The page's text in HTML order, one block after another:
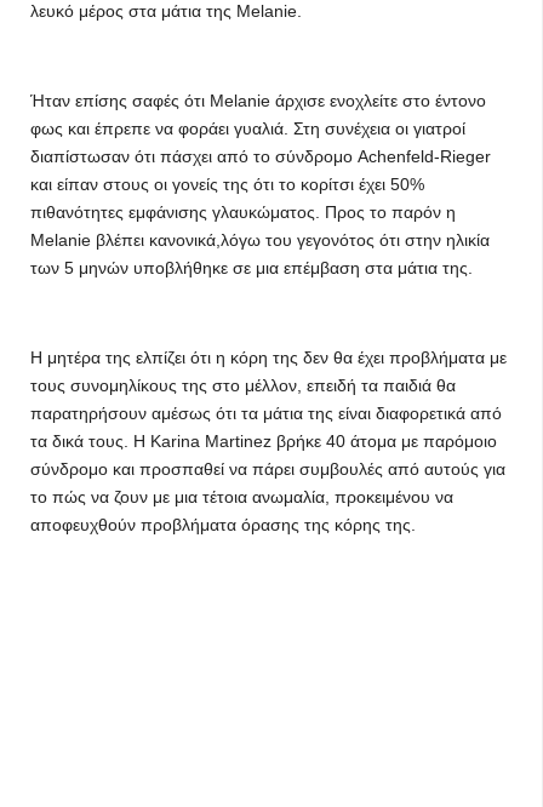
λευκό μέρος στα μάτια της Melanie.
Ήταν επίσης σαφές ότι Melanie άρχισε ενοχλείτε στο έντονο
φως και έπρεπε να φοράει γυαλιά. Στη συνέχεια οι γιατροί
διαπίστωσαν ότι πάσχει από το σύνδρομο Achenfeld-Rieger
και είπαν στους οι γονείς της ότι το κορίτσι έχει 50%
πιθανότητες εμφάνισης γλαυκώματος. Προς το παρόν η
Melanie βλέπει κανονικά,λόγω του γεγονότος ότι στην ηλικία
των 5 μηνών υποβλήθηκε σε μια επέμβαση στα μάτια της.
Η μητέρα της ελπίζει ότι η κόρη της δεν θα έχει προβλήματα με
τους συνομηλίκους της στο μέλλον, επειδή τα παιδιά θα
παρατηρήσουν αμέσως ότι τα μάτια της είναι διαφορετικά από
τα δικά τους. Η Karina Martinez βρήκε 40 άτομα με παρόμοιο
σύνδρομο και προσπαθεί να πάρει συμβουλές από αυτούς για
το πώς να ζουν με μια τέτοια ανωμαλία, προκειμένου να
αποφευχθούν προβλήματα όρασης της κόρης της.